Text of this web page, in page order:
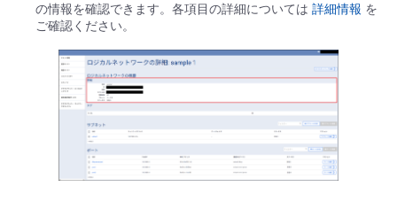
の情報を確認できます。各項目の詳細については 詳細情報 を
ご確認ください。